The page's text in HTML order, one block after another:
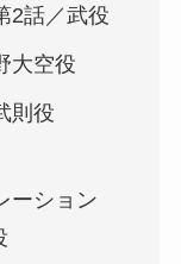
2話／武役
大空役
則役
ーション